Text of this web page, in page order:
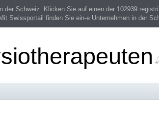
der Schweiz. Klicken Sie auf einen der 102939
Mit Swissportail finden Sie ein-e Unternehmen in der